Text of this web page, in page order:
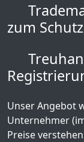
zum
Unser Angebot
Unternehmer
Preise